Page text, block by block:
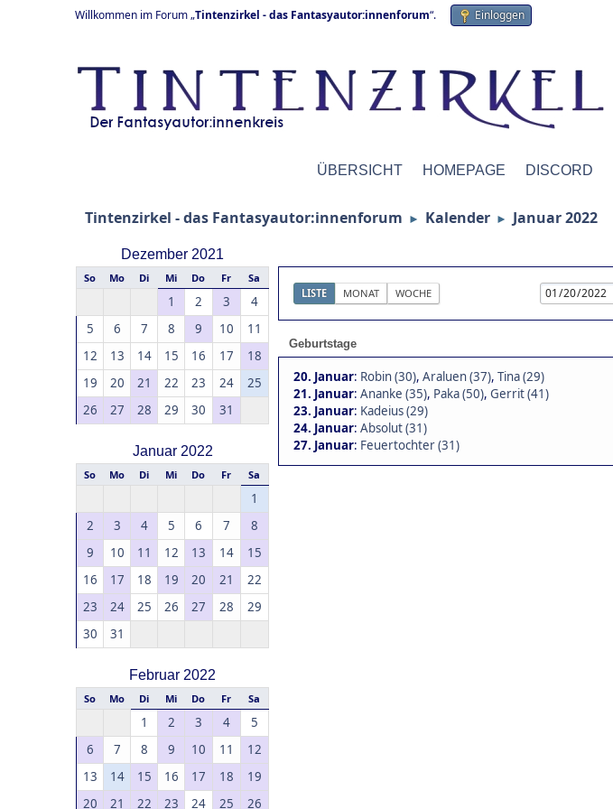
Willkommen im Forum „Tintenzirkel - das Fantasyautor:innenforum“. Einloggen
ÜBERSICHT HOMEPAGE DISCORD
Tintenzirkel - das Fantasyautor:innenforum ► Kalender ► Januar 2022
Dezember 2021
So Mo Di Mi Do Fr Sa
1 2 3
4
5
6 7 8 9 10
11
12
13 14 15 16 17
18
19
20 21 22 23 24
25
26
27 28 29 30 31
Januar 2022
So Mo Di Mi Do Fr Sa
1
2
3 4 5 6 7
8
9
10 11 12 13 14
15
16
17 18 19 20 21
22
23
24 25 26 27 28
29
30
31
Februar 2022
So Mo Di Mi Do Fr Sa
1 2 3 4
5
6
7 8 9 10 11
12
13
14 15 16 17 18
19
20
21 22 23 24 25 26
LISTE MONAT WOCHE
Geburtstage
20. Januar: Robin (30), Araluen (37), Tina (29)
21. Januar: Ananke (35), Paka (50), Gerrit (41)
23. Januar: Kadeius (29)
24. Januar: Absolut (31)
27. Januar: Feuertochter (31)